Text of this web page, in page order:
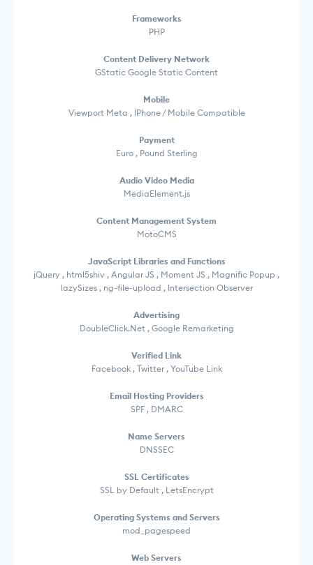
Frameworks
PHP
Content Delivery Network
GStatic Google Static Content
Mobile
Viewport Meta , IPhone / Mobile Compatible
Payment
Euro , Pound Sterling
Audio Video Media
MediaElement.js
Content Management System
MotoCMS
JavaScript Libraries and Functions
jQuery , html5shiv , Angular JS , Moment JS , Magnific Popup ,
lazySizes , ng-file-upload , Intersection Observer
Advertising
DoubleClick.Net , Google Remarketing
Verified Link
Facebook , Twitter , YouTube Link
Email Hosting Providers
SPF , DMARC
Name Servers
DNSSEC
SSL Certificates
SSL by Default , LetsEncrypt
Operating Systems and Servers
mod_pagespeed
Web Servers